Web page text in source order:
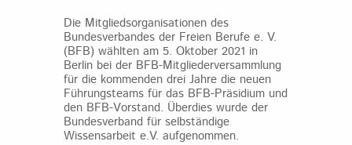
Die Mitgliedsorganisationen des
Bundesverbandes der Freien Berufe e. V.
(BFB) wählten am 5. Oktober 2021 in
Berlin bei der BFB-Mitgliederversammlung
für die kommenden drei Jahre die neuen
Führungsteams für das BFB-Präsidium und
den BFB-Vorstand. Überdies wurde der
Bundesverband für selbständige
Wissensarbeit e.V. aufgenommen.